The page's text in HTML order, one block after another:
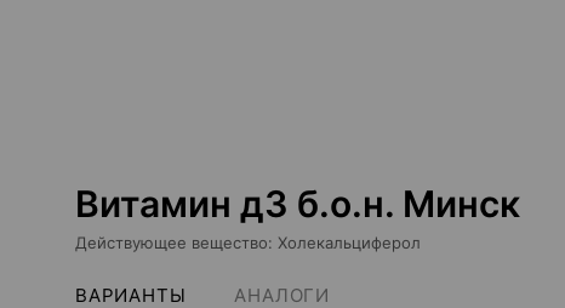
Витамин д3 б.о.н. Минск
Действующее вещество: Холекальциферол
ВАРИАНТЫ АНАЛОГИ